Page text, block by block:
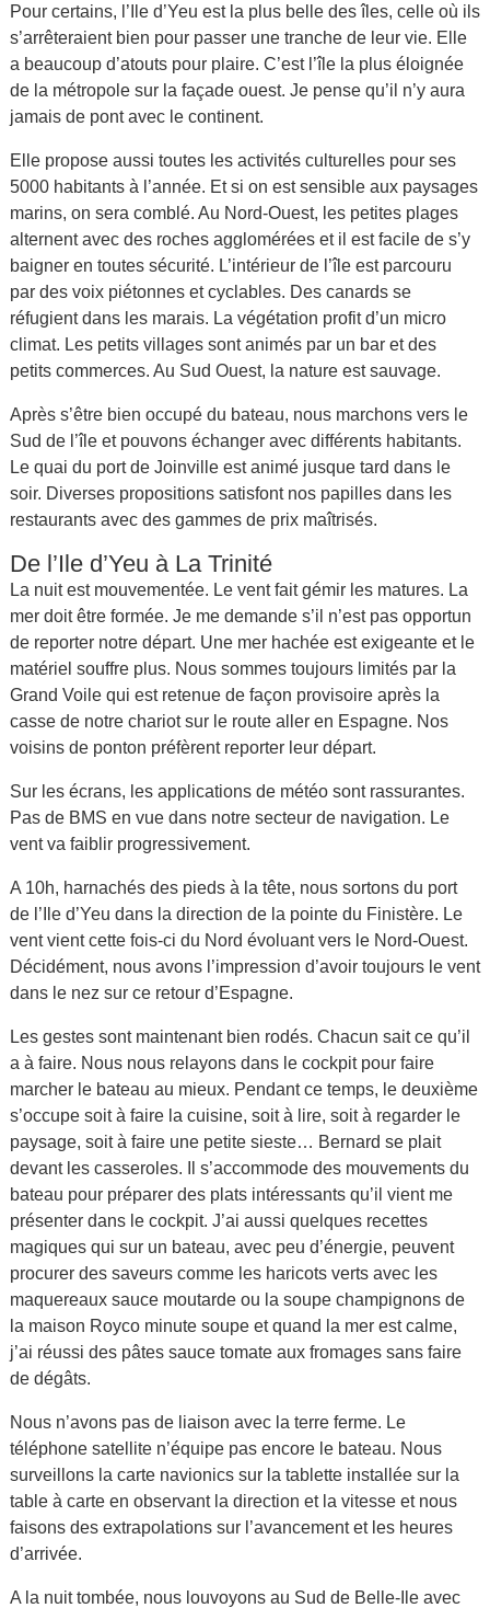
Pour certains, l’Ile d’Yeu est la plus belle des îles, celle où ils
s’arrêteraient bien pour passer une tranche de leur vie. Elle
a beaucoup d’atouts pour plaire. C’est l’île la plus éloignée
de la métropole sur la façade ouest. Je pense qu’il n’y aura
jamais de pont avec le continent.
Elle propose aussi toutes les activités culturelles pour ses
5000 habitants à l’année. Et si on est sensible aux paysages
marins, on sera comblé. Au Nord-Ouest, les petites plages
alternent avec des roches agglomérées et il est facile de s’y
baigner en toutes sécurité. L’intérieur de l’île est parcouru
par des voix piétonnes et cyclables. Des canards se
réfugient dans les marais. La végétation profit d’un micro
climat. Les petits villages sont animés par un bar et des
petits commerces. Au Sud Ouest, la nature est sauvage.
Après s’être bien occupé du bateau, nous marchons vers le
Sud de l’île et pouvons échanger avec différents habitants.
Le quai du port de Joinville est animé jusque tard dans le
soir. Diverses propositions satisfont nos papilles dans les
restaurants avec des gammes de prix maîtrisés.
De l’Ile d’Yeu à La Trinité
La nuit est mouvementée. Le vent fait gémir les matures. La
mer doit être formée. Je me demande s’il n’est pas opportun
de reporter notre départ. Une mer hachée est exigeante et le
matériel souffre plus. Nous sommes toujours limités par la
Grand Voile qui est retenue de façon provisoire après la
casse de notre chariot sur le route aller en Espagne. Nos
voisins de ponton préfèrent reporter leur départ.
Sur les écrans, les applications de météo sont rassurantes.
Pas de BMS en vue dans notre secteur de navigation. Le
vent va faiblir progressivement.
A 10h, harnachés des pieds à la tête, nous sortons du port
de l’Ile d’Yeu dans la direction de la pointe du Finistère. Le
vent vient cette fois-ci du Nord évoluant vers le Nord-Ouest.
Décidément, nous avons l’impression d’avoir toujours le vent
dans le nez sur ce retour d’Espagne.
Les gestes sont maintenant bien rodés. Chacun sait ce qu’il
a à faire. Nous nous relayons dans le cockpit pour faire
marcher le bateau au mieux. Pendant ce temps, le deuxième
s’occupe soit à faire la cuisine, soit à lire, soit à regarder le
paysage, soit à faire une petite sieste… Bernard se plait
devant les casseroles. Il s’accommode des mouvements du
bateau pour préparer des plats intéressants qu’il vient me
présenter dans le cockpit. J’ai aussi quelques recettes
magiques qui sur un bateau, avec peu d’énergie, peuvent
procurer des saveurs comme les haricots verts avec les
maquereaux sauce moutarde ou la soupe champignons de
la maison Royco minute soupe et quand la mer est calme,
j’ai réussi des pâtes sauce tomate aux fromages sans faire
de dégâts.
Nous n’avons pas de liaison avec la terre ferme. Le
téléphone satellite n’équipe pas encore le bateau. Nous
surveillons la carte navionics sur la tablette installée sur la
table à carte en observant la direction et la vitesse et nous
faisons des extrapolations sur l’avancement et les heures
d’arrivée.
A la nuit tombée, nous louvoyons au Sud de Belle-Ile avec